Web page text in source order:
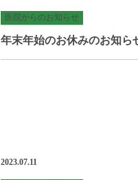
医院からのお知らせ
年末年始のお休みのお知ら
2023.07.11